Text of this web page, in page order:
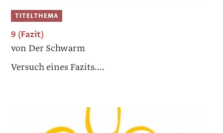
TITELTHEMA
9 (Fazit)
von Der Schwarm
Versuch eines Fazits....